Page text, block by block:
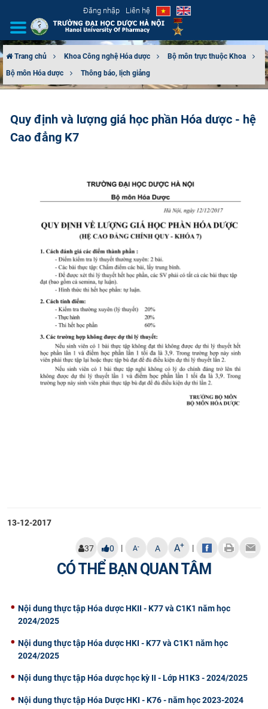
Đăng nhập Liên hệ
GIỚI THIỆU
TUYỂN SINH
ĐẢM BẢO CHẤT LƯỢNG
KHOA HỌC CÔNG NGHỆ
CỰU NGƯỜI HỌC
Trang chủ Khoa Công nghệ Hóa dược
Bộ môn trực thuộc Khoa
Bộ môn Hóa dược
Thông báo, lịch giảng
Quy định và lượng giá học phần Hóa dược - hệ
Cao đẳng K7
13-12-2017
37 0 | A- A A+ |
CÓ THỂ BẠN QUAN TÂM
Nội dung thực tập Hóa dược HKII - K77 và C1K1 năm học
2024/2025
Nội dung thực tập Hóa dược HKI - K77 và C1K1 năm học
2024/2025
Nội dung thực tập Hóa dược học kỳ II - Lớp H1K3 - 2024/2025
Nội dung thực tập Hóa Dược HKI - K76 - năm học 2023-2024